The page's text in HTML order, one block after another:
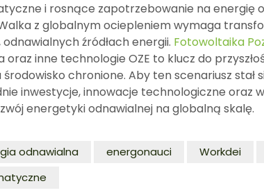
i rosnące zapotrzebowanie na energię
z globalnym ociepleniem wymaga
źródłach energii. Fotowoltaika
inne technologie OZE to klucz do
środowisko chronione. Aby ten scenariusz stał
inwestycje, innowacje technologiczne oraz
energetyki odnawialnej na globalną skalę.
odnawialna energonauci Workdei